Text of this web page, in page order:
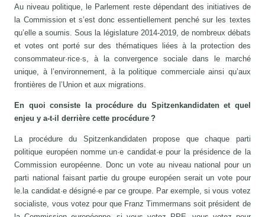
Au niveau politique, le Parlement reste dépendant des initiatives de
la Commission et s’est donc essentiellement penché sur les textes
qu’elle a soumis. Sous la législature 2014-2019, de nombreux débats
et votes ont porté sur des thématiques liées à la protection des
consommateur·rice·s, à la convergence sociale dans le marché
unique, à l’environnement, à la politique commerciale ainsi qu’aux
frontières de l’Union et aux migrations.
En quoi consiste la procédure du Spitzenkandidaten et quel
enjeu y a-t-il derrière cette procédure ?
La procédure du Spitzenkandidaten propose que chaque parti
politique européen nomme un·e candidat·e pour la présidence de la
Commission européenne. Donc un vote au niveau national pour un
parti national faisant partie du groupe européen serait un vote pour
le.la candidat·e désigné·e par ce groupe. Par exemple, si vous votez
socialiste, vous votez pour que Franz Timmermans soit président de